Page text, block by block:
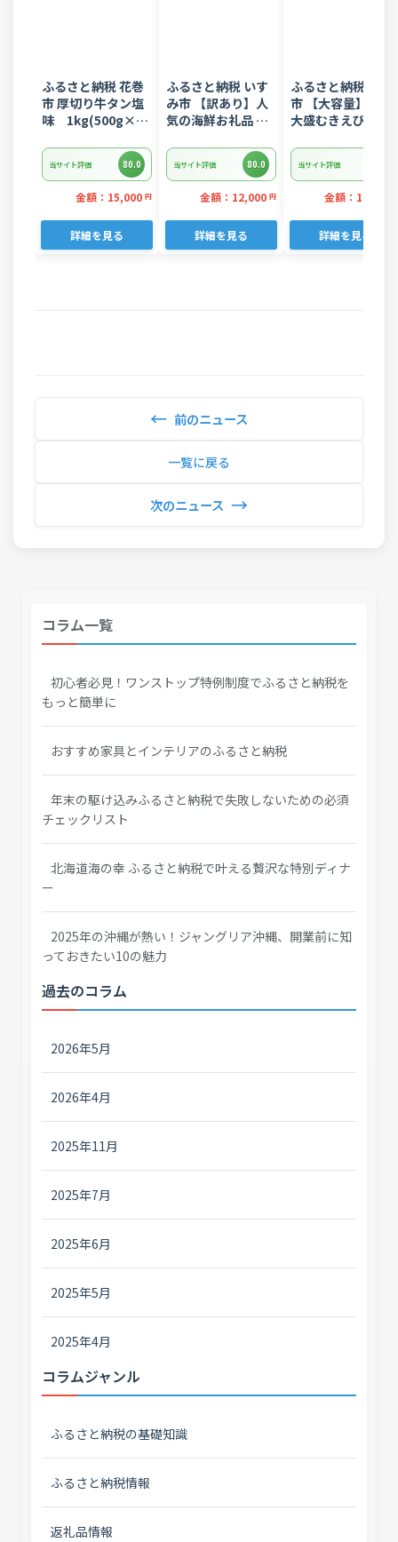
ふるさと納税 花巻
市 厚切り牛タン塩
味 1kg(500g×2
当サイト評価 80.0
金額：15,000 円
詳細を見る
ふるさと納税 いす
み市 【訳あり】人
気の海鮮お礼品 チ
り落とし(端材)約
3kg
当サイト評価 80.0
金額：12,000 円
詳細を見る
ふるさと納税 西尾
市 【大容量】特大
大盛むきえび
当サイト評価
金額：12,000
詳細を見る
← 前のニュース
一覧に戻る
次のニュース →
コラム一覧
初心者必見！ワンストップ特例制度でふるさと納税を
もっと簡単に
おすすめ家具とインテリアのふるさと納税
年末の駆け込みふるさと納税で失敗しないための必須
チェックリスト
北海道海の幸 ふるさと納税で叶える贅沢な特別ディナ
ー
2025年の沖縄が熱い！ジャングリア沖縄、開業前に知
っておきたい10の魅力
過去のコラム
2026年5月
2026年4月
2025年11月
2025年7月
2025年6月
2025年5月
2025年4月
コラムジャンル
ふるさと納税の基礎知識
ふるさと納税情報
返礼品情報